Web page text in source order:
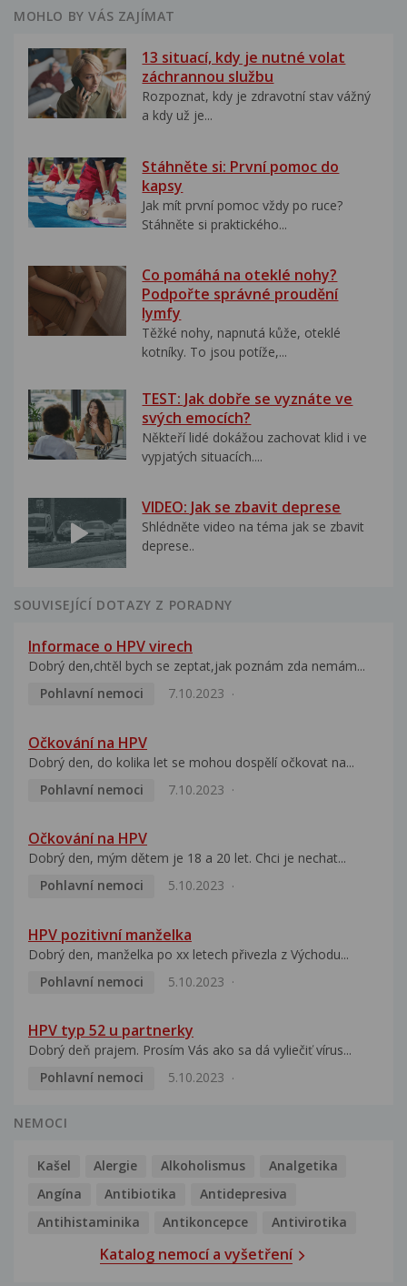
MOHLO BY VÁS ZAJÍMAT
13 situací, kdy je nutné volat
záchrannou službu
Rozpoznat, kdy je zdravotní stav vážný
a kdy už je...
Stáhněte si: První pomoc do
kapsy
Jak mít první pomoc vždy po ruce?
Stáhněte si praktického...
Co pomáhá na oteklé nohy?
Podpořte správné proudění
lymfy
Těžké nohy, napnutá kůže, oteklé
kotníky. To jsou potíže,...
TEST: Jak dobře se vyznáte ve
svých emocích?
Někteří lidé dokážou zachovat klid i ve
vypjatých situacích....
VIDEO: Jak se zbavit deprese
Shlédněte video na téma jak se zbavit
deprese..
SOUVISEJÍCÍ DOTAZY Z PORADNY
Informace o HPV virech
Dobrý den,chtěl bych se zeptat,jak poznám zda nemám...
Pohlavní nemoci
7.10.2023
Očkování na HPV
Dobrý den, do kolika let se mohou dospělí očkovat na...
Pohlavní nemoci
7.10.2023
Očkování na HPV
Dobrý den, mým dětem je 18 a 20 let. Chci je nechat...
Pohlavní nemoci
5.10.2023
HPV pozitivní manželka
Dobrý den, manželka po xx letech přivezla z Východu...
Pohlavní nemoci
5.10.2023
HPV typ 52 u partnerky
Dobrý deň prajem. Prosím Vás ako sa dá vyliečiť vírus...
Pohlavní nemoci
5.10.2023
NEMOCI
Kašel Alergie Alkoholismus
Analgetika
Angína
Antibiotika
Antidepresiva
Antihistaminika
Antikoncepce Antivirotika
Katalog nemocí a vyšetření